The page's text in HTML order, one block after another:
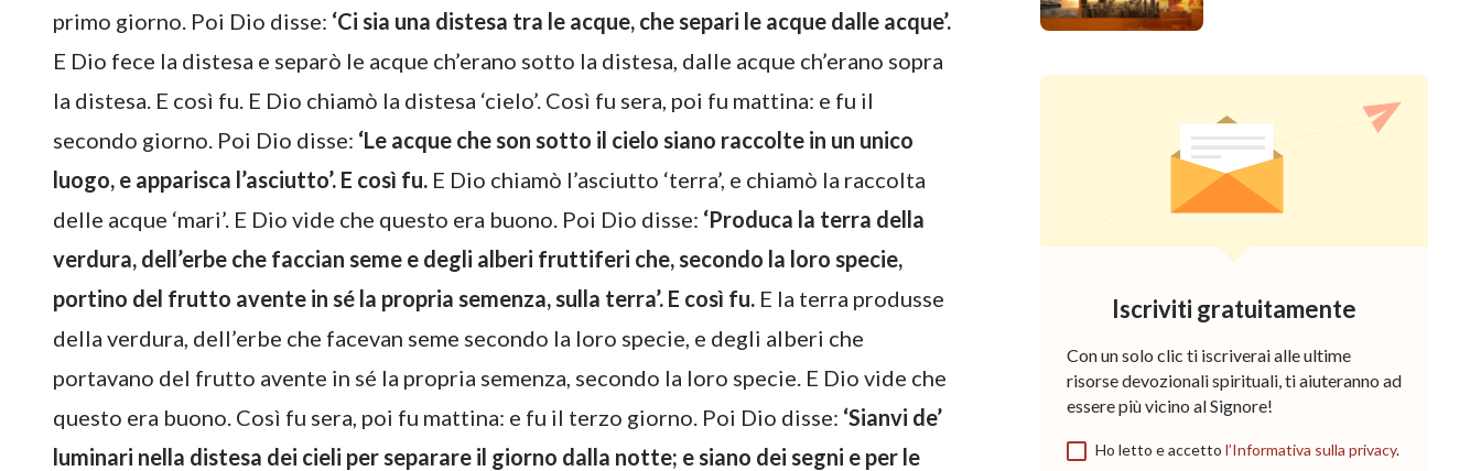
primo giorno. Poi Dio disse: ‘Ci sia una distesa tra le acque, che separi le acque dalle acque’.
E Dio fece la distesa e separò le acque ch’erano sotto la distesa, dalle acque ch’erano sopra
la distesa. E così fu. E Dio chiamò la distesa ‘cielo’. Così fu sera, poi fu mattina: e fu il
secondo giorno. Poi Dio disse: ‘Le acque che son sotto il cielo siano raccolte in un unico
luogo, e apparisca l’asciutto’. E così fu. E Dio chiamò l’asciutto ‘terra’, e chiamò la raccolta
delle acque ‘mari’. E Dio vide che questo era buono. Poi Dio disse: ‘Produca la terra della
verdura, dell’erbe che faccian seme e degli alberi fruttiferi che, secondo la loro specie,
portino del frutto avente in sé la propria semenza, sulla terra’. E così fu. E la terra produsse
della verdura, dell’erbe che facevan seme secondo la loro specie, e degli alberi che
portavano del frutto avente in sé la propria semenza, secondo la loro specie. E Dio vide che
questo era buono. Così fu sera, poi fu mattina: e fu il terzo giorno. Poi Dio disse: ‘Sianvi de’
luminari nella distesa dei cieli per separare il giorno dalla notte; e siano dei segni e per le
Iscriviti gratuitamente
Con un solo clic ti iscriverai alle ultime
risorse devozionali spirituali, ti aiuteranno ad
essere più vicino al Signore!
Ho letto e accetto l’Informativa sulla privacy.